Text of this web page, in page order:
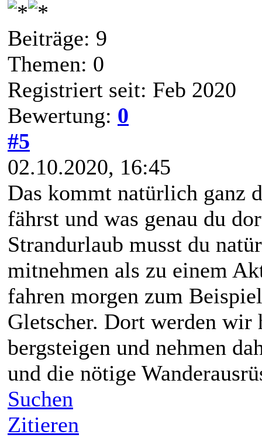
Beiträge: 9
Themen: 0
Registriert seit: Feb 2020
Bewertung: 0
#5
02.10.2020, 16:45
Das kommt natürlich ganz
fährst und was genau du
Strandurlaub musst du
mitnehmen als zu einem
fahren morgen zum
Gletscher. Dort werden wir
bergsteigen und nehmen
und die nötige
Suchen
Zitieren